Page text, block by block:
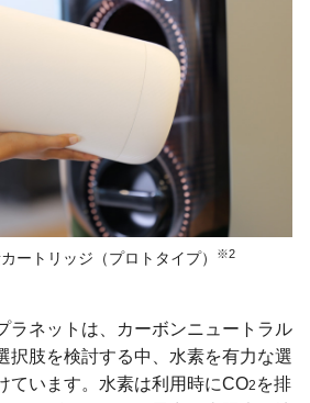
ートリッジ（プロトタイプ） ※2
ラネットは、カーボンニュートラル
択肢を検討する中、水素を有力な選
ています。水素は利用時にCO2 を排